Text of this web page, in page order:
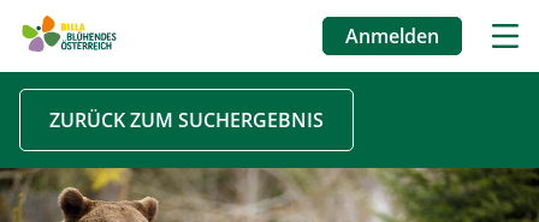
Direkt
zum
Inhalt
Benutzermenü
Anmelden
ZURÜCK ZUM SUCHERGEBNIS
Image